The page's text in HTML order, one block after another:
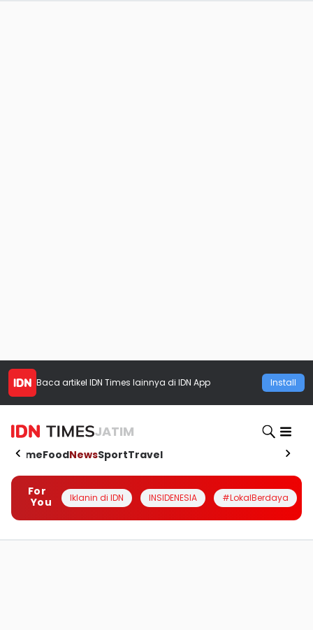
Baca artikel IDN Times lainnya di IDN App Install
JATIM
HomeFoodNewsSportTravel
For
You
Iklanin di IDN INSIDENESIA #LokalBerdaya